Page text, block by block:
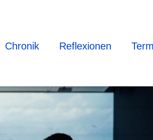
Chronik Reflexionen